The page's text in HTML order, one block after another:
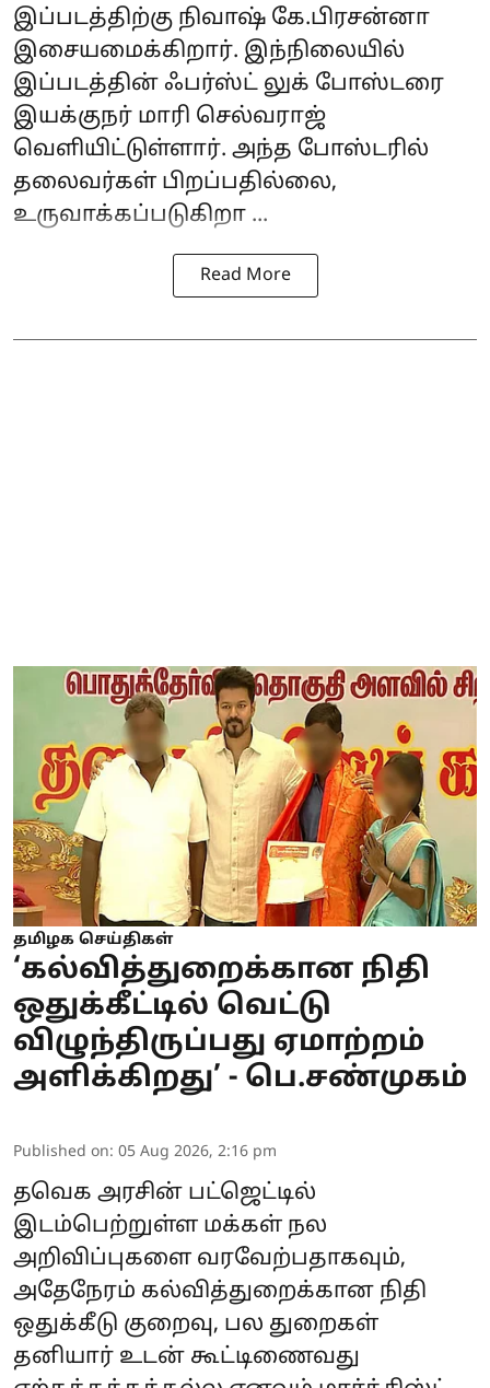
இப்படத்திற்கு நிவாஷ் கே.பிரசன்னா
இசையமைக்கிறார். இந்நிலையில்
இப்படத்தின் ஃபர்ஸ்ட் லுக் போஸ்டரை
இயக்குநர் மாரி செல்வராஜ்
வெளியிட்டுள்ளார். அந்த போஸ்டரில்
தலைவர்கள் பிறப்பதில்லை,
உருவாக்கப்படுகிறா ...
Read More
தமிழக செய்திகள்
‘கல்வித்துறைக்கான நிதி
ஒதுக்கீட்டில் வெட்டு
விழுந்திருப்பது ஏமாற்றம்
அளிக்கிறது’ - பெ.சண்முகம்
Published on: 05 Aug 2026, 2:16 pm
தவெக அரசின் பட்ஜெட்டில்
இடம்பெற்றுள்ள மக்கள் நல
அறிவிப்புகளை வரவேற்பதாகவும்,
அதேநேரம் கல்வித்துறைக்கான நிதி
ஒதுக்கீடு குறைவு, பல துறைகள்
தனியார் உடன் கூட்டிணைவது